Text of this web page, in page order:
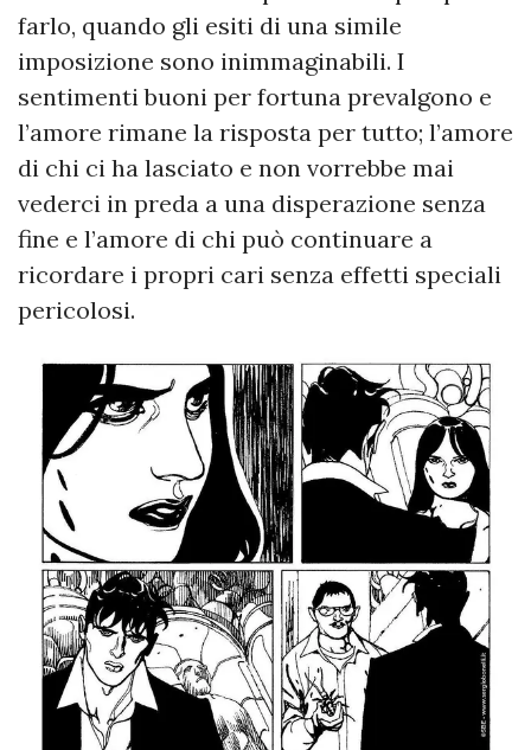
farlo, quando gli esiti di una simile
imposizione sono inimmaginabili. I
sentimenti buoni per fortuna prevalgono e
l’amore rimane la risposta per tutto; l’amore
di chi ci ha lasciato e non vorrebbe mai
vederci in preda a una disperazione senza
fine e l’amore di chi può continuare a
ricordare i propri cari senza effetti speciali
pericolosi.